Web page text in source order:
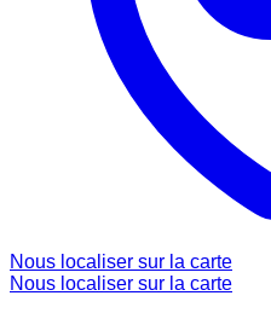
Nous localiser sur la carte
Nous localiser sur la carte